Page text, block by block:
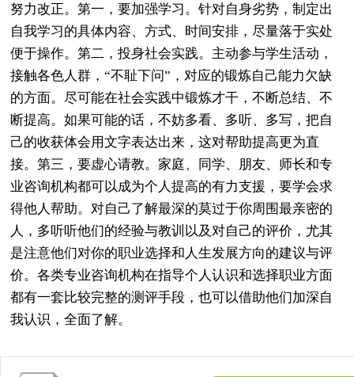
努力改正。第一，要加强学习。针对自身劣势，制定出
自我学习的具体内容、方式、时间安排，尽量落于实处
便于操作。第二，投身社会实践。主动参与学生活动，
接触各色人群，“不耻下问”，对应的锻炼自己能力欠缺
的方面。尽可能在社会实践中锻炼才干，不断总结、不
断提高。如果可能的话，不妨多看、多听、多写，把自
己的收获体会用文字表达出来，这对帮助提高更为直
接。第三，要虚心请教。家庭、同学、朋友、师长和专
业咨询机构都可以成为个人提高的有力支援，要学会求
得他人帮助。对自己了解最深的莫过于你周围最亲密的
人，多听听他们的经验与教训以及对自己的评价，尤其
是注意他们对你的职业选择和人生发展方向的建议与评
价。各类专业咨询机构在指导个人认识和选择职业方面
都有一套比较完整的测评手段，也可以借助他们加深自
我认识，全面了解。